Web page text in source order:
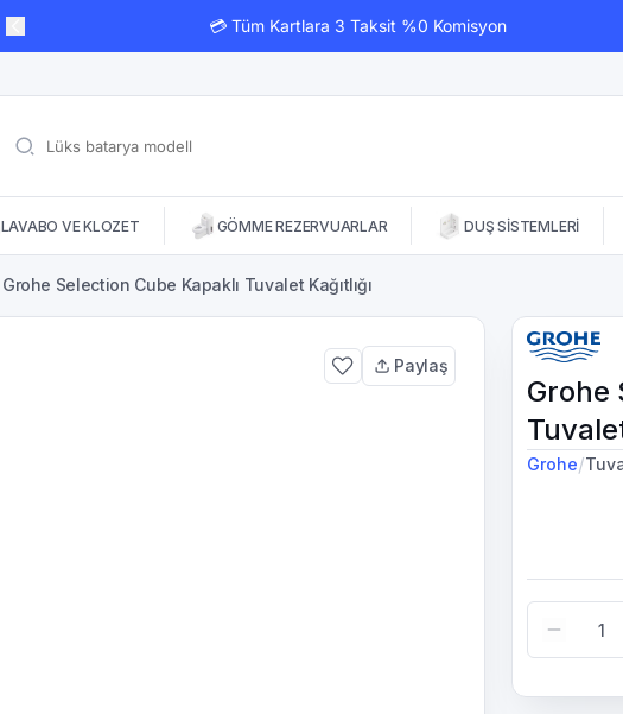
💳 Tüm Kartlara 3 Taksit %0 Komisyon
LAVABO VE KLOZET GÖMME REZERVUARLAR DUŞ SİSTEMLERİ
Grohe Selection Cube Kapaklı Tuvalet Kağıtlığı
Paylaş
Grohe
Grohe/